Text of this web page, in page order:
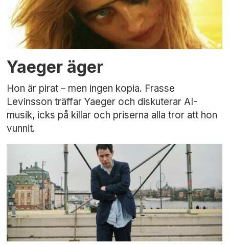
Yaeger äger
Hon är pirat – men ingen kopia. Frasse
Levinsson träffar Yaeger och diskuterar AI-
musik, icks på killar och priserna alla tror att hon
vunnit.